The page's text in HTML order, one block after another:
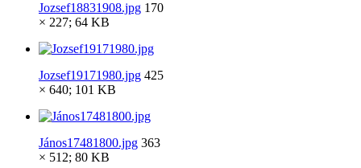
Jozsef18831908.jpg 170
× 227; 64 KB
Jozsef19171980.jpg 425
× 640; 101 KB
János17481800.jpg 363
× 512; 80 KB